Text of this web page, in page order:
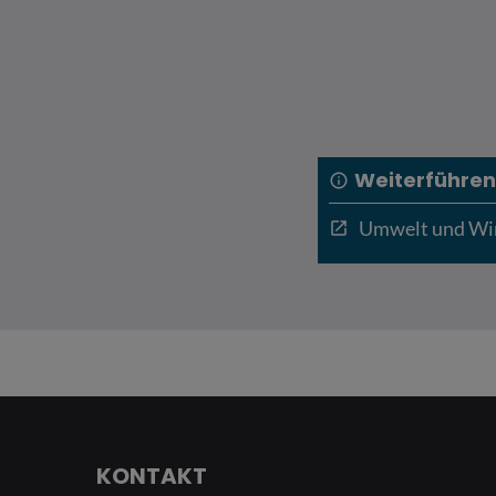
info
open_in_new Umwelt und
KONTAKT